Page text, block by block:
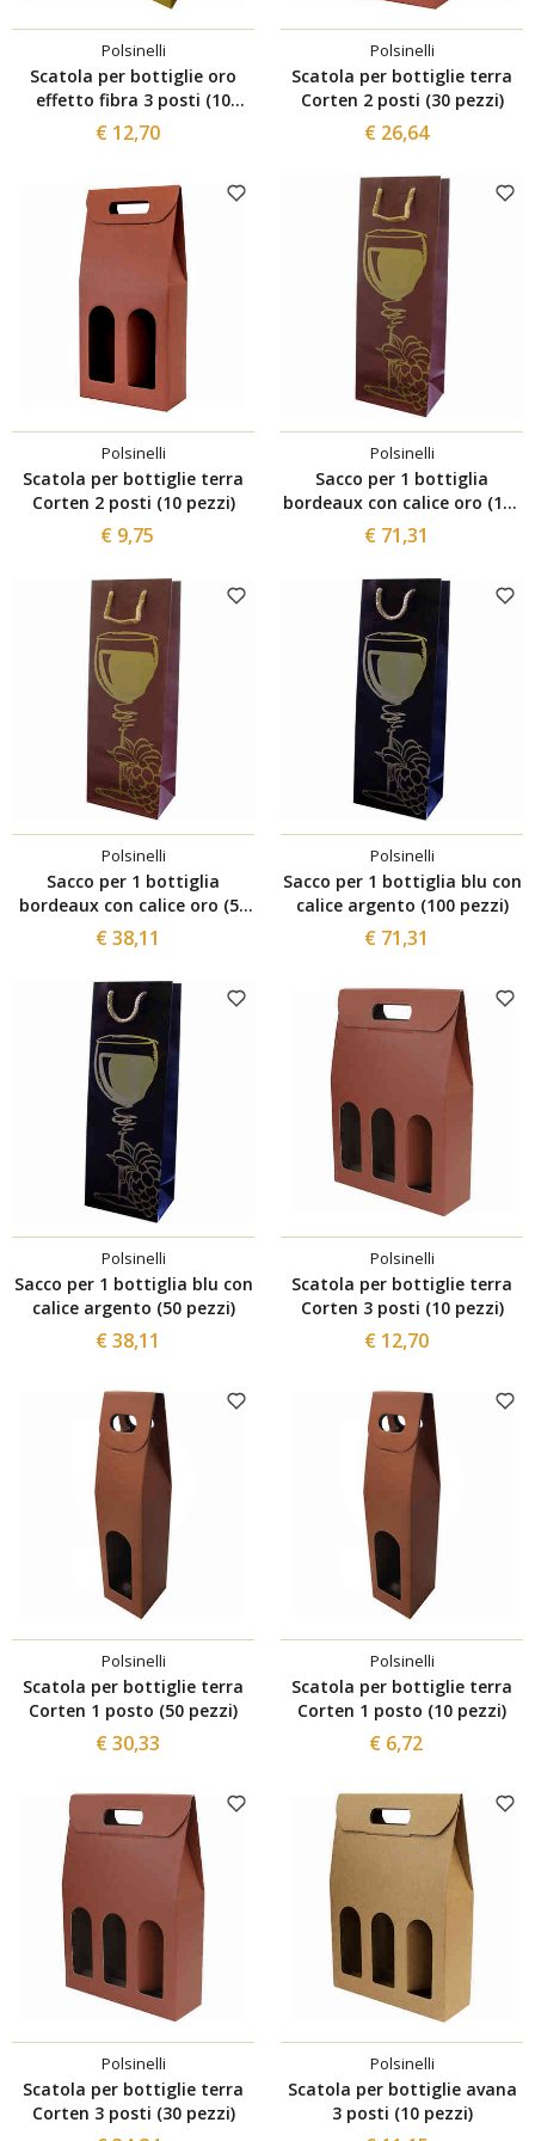
Polsinelli
Scatola per bottiglie oro
effetto fibra 3 posti (10
pezzi)
€ 12,70
Polsinelli
Scatola per bottiglie terra
Corten 2 posti (30 pezzi)
€ 26,64
Polsinelli
Scatola per bottiglie terra
Corten 2 posti (10 pezzi)
€ 9,75
Polsinelli
Sacco per 1 bottiglia
bordeaux con calice oro (100
pezzi)
€ 71,31
Polsinelli
Sacco per 1 bottiglia
bordeaux con calice oro (50
pezzi)
€ 38,11
Polsinelli
Sacco per 1 bottiglia blu con
calice argento (100 pezzi)
€ 71,31
Polsinelli
Sacco per 1 bottiglia blu con
calice argento (50 pezzi)
€ 38,11
Polsinelli
Scatola per bottiglie terra
Corten 3 posti (10 pezzi)
€ 12,70
Polsinelli
Scatola per bottiglie terra
Corten 1 posto (50 pezzi)
€ 30,33
Polsinelli
Scatola per bottiglie terra
Corten 1 posto (10 pezzi)
€ 6,72
Polsinelli
Scatola per bottiglie terra
Corten 3 posti (30 pezzi)
Polsinelli
Scatola per bottiglie avana
3 posti (10 pezzi)